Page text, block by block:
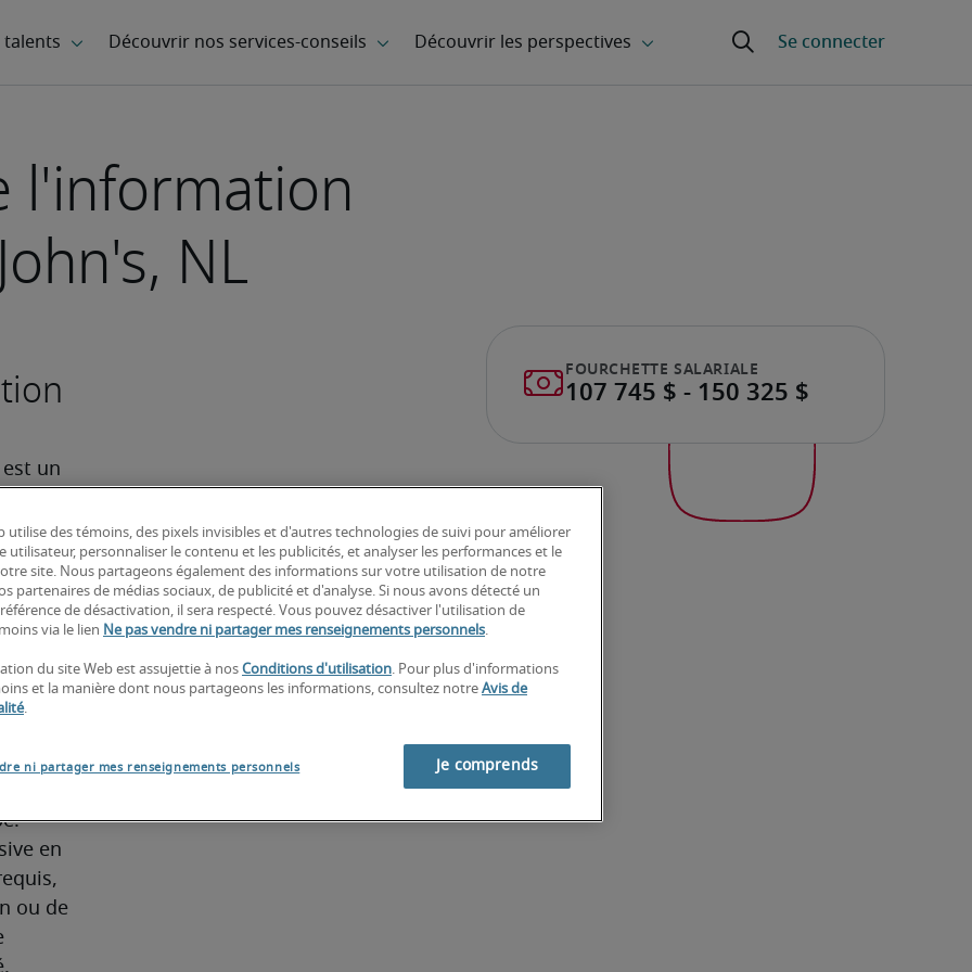
l'information
NL
un
à ce
des
en
ou de
utilise des témoins, des pixels invisibles et d'autres technologies de suivi pour améliorer
utilisateur, personnaliser le contenu et les publicités, et analyser les performances et le
site. Nous partageons également des informations sur votre utilisation de notre
partenaires de médias sociaux, de publicité et d'analyse. Si nous avons détecté un
de désactivation, il sera respecté. Vous pouvez désactiver l'utilisation de
via le lien Ne pas vendre ni partager mes renseignements personnels.
du site Web est assujettie à nos Conditions d'utilisation. Pour plus d'informations
et la manière dont nous partageons les informations, consultez notre Avis de
.
ni partager mes renseignements personnels Je comprends